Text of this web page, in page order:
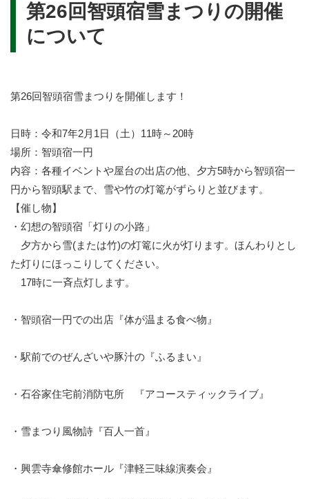
第26回智頭宿雪まつりの開催
について
第26回智頭宿雪まつりを開催します！
日時：令和7年2月1日（土）11時～20時
場所：智頭宿一円
内容：各種イベントや屋台の出店の他、夕方5時から智頭宿一
円から智頭駅まで、雪や竹の灯篭がずらりと並びます。
【催し物】
・幻想の智頭宿「灯りの小路」
夕方から雪(または竹)の灯篭に火が灯ります。ほんわりとし
た灯りにほっこりしてください。
17時に一斉点灯します。
・智頭宿一円での出店『体が温まる食べ物』
・駅前でのぜんざいや豚汁の『ふるまい』
・石谷家住宅前消防屯所 『アコースティックライブ』
・雪まつり風物詩『百人一首』
・興雲寺傘修館ホール『津軽三味線演奏会』